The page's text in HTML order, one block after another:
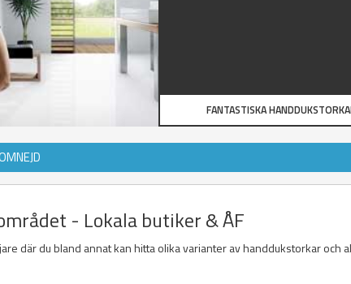
FANTASTISKA
- Lokala butiker & ÅF
där du bland annat kan hitta olika varianter av handdukstorkar och